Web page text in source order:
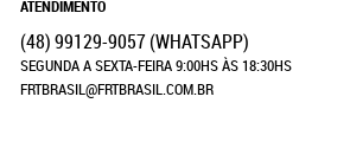
ATENDIMENTO
(48)99129-9057(WHATSAPP)
SEGUNDA A SEXTA-FEIRA 9:00HS ÀS 18:30HS
FRTBRASIL@FRTBRASIL.COM.BR